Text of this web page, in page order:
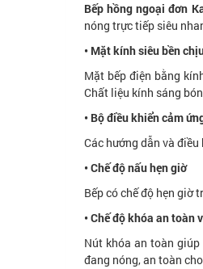
Bếp hồng ngoại đơn
nóng trực tiếp siêu
• Mặt kính siêu bền
Mặt bếp điện bằng
Chất liệu kính sáng
• Bộ điều khiển cảm
Các hướng dẫn và
•Chế độ nấu hẹn giờ
Bếp có chế độ hẹn giờ
•Chế độ khóa an toàn
Nút khóa an toàn
đang nóng, an toàn